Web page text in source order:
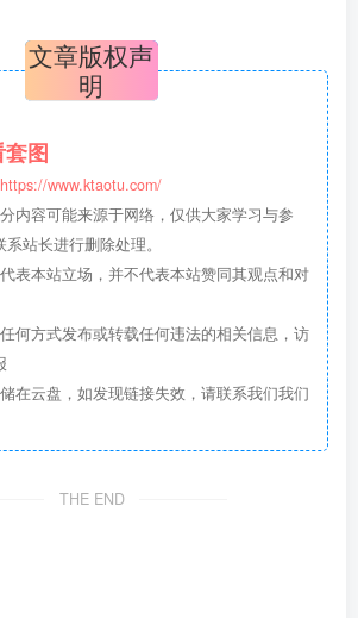
文章版权声
明
套图
https://www.ktaotu.com/
内容可能来源于网络，仅供大家学习与参
站长进行删除处理。
表本站立场，并不代表本站赞同其观点和对
何方式发布或转载任何违法的相关信息，访
在云盘，如发现链接失效，请联系我们我们
THE END